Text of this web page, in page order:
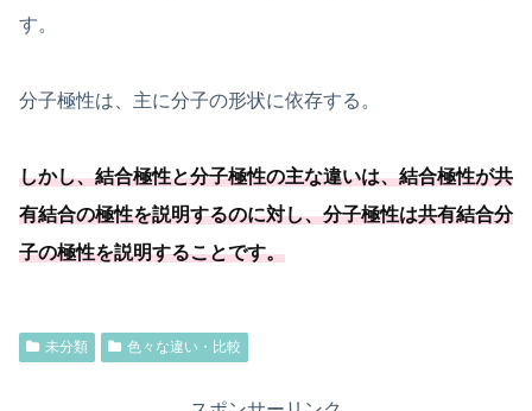
す。
分子極性は、主に分子の形状に依存する。
しかし、結合極性と分子極性の主な違いは、結合極性が共
有結合の極性を説明するのに対し、分子極性は共有結合分
子の極性を説明することです。
未分類 色々な違い・比較